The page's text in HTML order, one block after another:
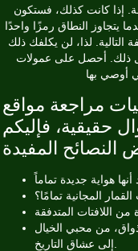
إذا كانت كذلك، فستكون
يتجاوز النطاق رمزًا واحدًا
لذا، لن يكلفك ذلك
ذلك. أحصل على عمولات
مراجعة مواقع
حقيقية، فإليكم
المجانية تمامًا؟
من محبي الخيال